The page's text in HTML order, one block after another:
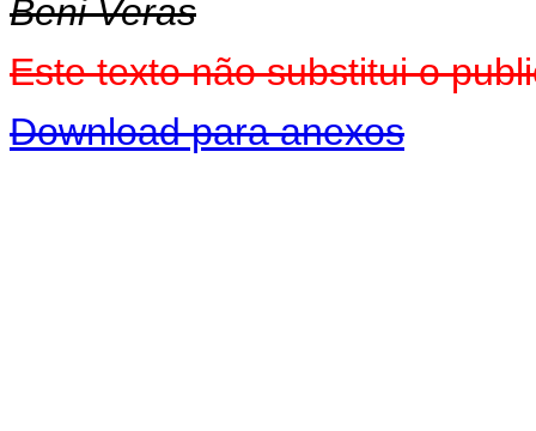
Beni Veras
Este texto não substitui o
Download para anexos